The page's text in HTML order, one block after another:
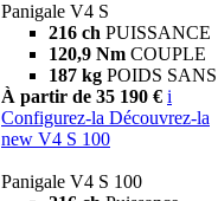
Panigale V4 S
216 ch PUISSANCE
120,9 Nm COUPLE
187 kg POIDS
À partir de 35 190 € i
Configurez-la Découvrez-la
new V4 S 100
Panigale V4 S 100